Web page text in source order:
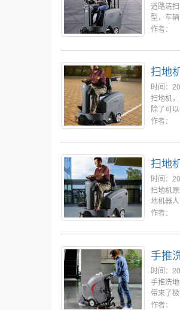
道路清
型，车
作者：
扫地
时间：
扫地机
除了可
它的价
作者：
扫地
时间：
扫地机
地机器
的心脏
作者：
手推
时间：
手推洗
带来了
洁效率
作者：